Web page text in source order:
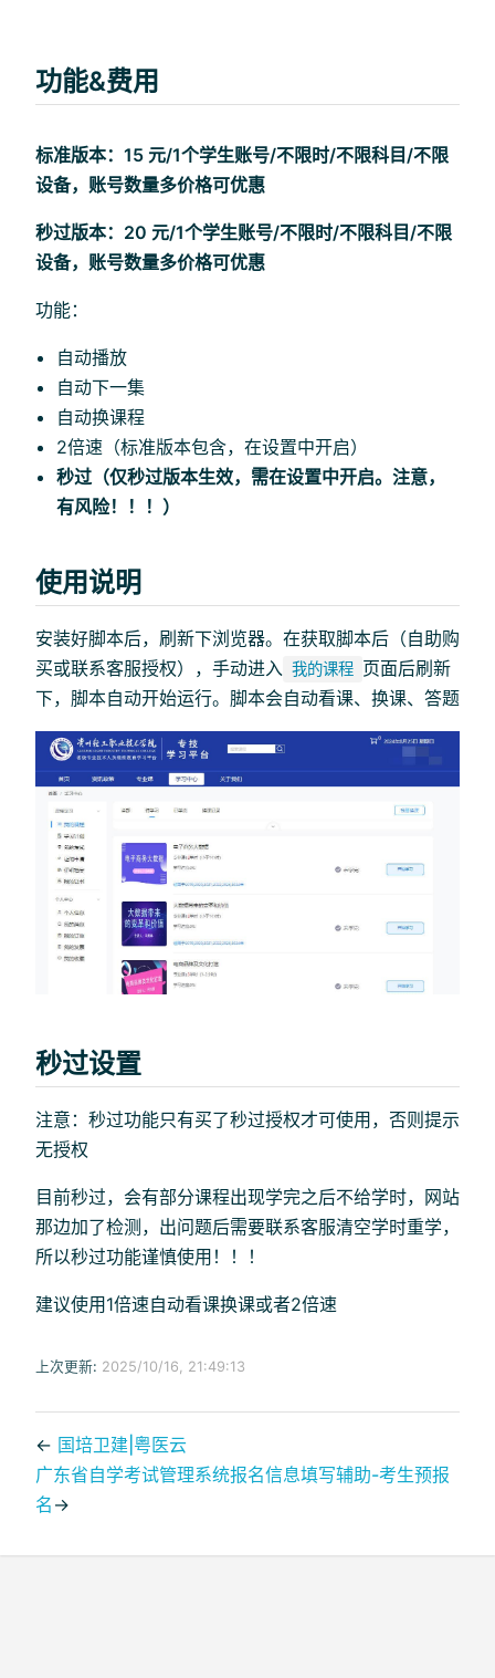
功能&费用
标准版本：15 元/1个学生账号/不限时/不限科目/不限
设备，账号数量多价格可优惠
秒过版本：20 元/1个学生账号/不限时/不限科目/不限
设备，账号数量多价格可优惠
功能：
自动播放
自动下一集
自动换课程
2倍速（标准版本包含，在设置中开启）
秒过（仅秒过版本生效，需在设置中开启。注意，
有风险！！！）
使用说明
安装好脚本后，刷新下浏览器。在获取脚本后（自助购
买或联系客服授权），手动进入
我的课程 页面后刷新
下，脚本自动开始运行。脚本会自动看课、换课、答题
秒过设置
注意：秒过功能只有买了秒过授权才可使用，否则提示
无授权
目前秒过，会有部分课程出现学完之后不给学时，网站
那边加了检测，出问题后需要联系客服清空学时重学，
所以秒过功能谨慎使用！！！
建议使用1倍速自动看课换课或者2倍速
上次更新: 2025/10/16, 21:49:13
← 国培卫建|粤医云
广东省自学考试管理系统报名信息填写辅助-考生预报
名 →